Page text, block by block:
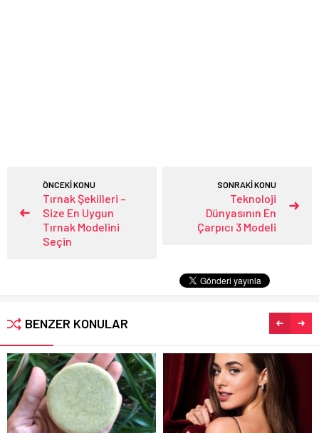
ÖNCEKİ KONU
Tırnak Şekilleri –
Size En Uygun
Tırnak Modelini
Seçin
SONRAKİ KONU
Teknoloji
Dünyasının En
Çarpıcı 3 Modeli
BENZER KONULAR